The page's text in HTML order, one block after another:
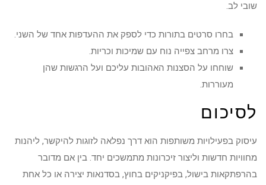
שובי לב.
בחרו סרטים בתורות כדי לספק את ההעדפות אחד של השני.
צרו מרחב צפייה נוח עם שמיכות וכריות.
שוחחו על הסצנות האהובות עליכם ועל הרגשות שהן
מעוררות.
לסיכום
עיסוק בפעילויות משותפות הוא דרך נפלאה לזוגות להיקשר, ליהנות
מחוויות חדשות וליצור זיכרונות מתמשכים יחד. בין אם מדובר
בהרפתקאות בישול, בפיקניקים בחוץ, בסדנאות יצירה או כל אחת